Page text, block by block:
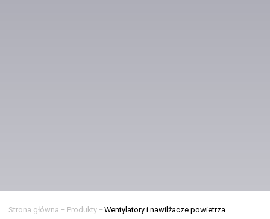
Strona główna – Produkty – Wentylatory i nawilżacze powietrza